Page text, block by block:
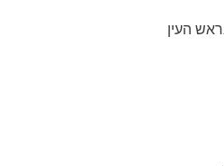
דמי משלוח! תודה רבה!! שירה
העין